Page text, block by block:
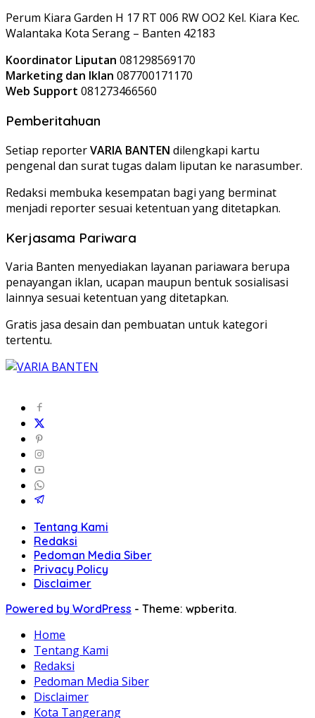
Perum Kiara Garden H 17 RT 006 RW OO2 Kel. Kiara Kec.
Walantaka Kota Serang – Banten 42183
Koordinator Liputan 081298569170
Marketing dan Iklan 087700171170
Web Support 081273466560
Pemberitahuan
Setiap reporterVARIA BANTEN dilengkapi kartu
pengenal dan surat tugas dalam liputan ke narasumber.
Redaksi membuka kesempatan bagi yang berminat
menjadi reporter sesuai ketentuan yang ditetapkan.
Kerjasama Pariwara
Varia Banten menyediakan layanan pariawara berupa
penayangan iklan, ucapan maupun bentuk sosialisasi
lainnya sesuai ketentuan yang ditetapkan.
Gratis jasa desain dan pembuatan untuk kategori
tertentu.
Tentang Kami
Redaksi
Pedoman Media Siber
Privacy Policy
Disclaimer
Powered by WordPress - Theme: wpberita.
Home
Tentang Kami
Redaksi
Pedoman Media Siber
Disclaimer
Kota Tangerang